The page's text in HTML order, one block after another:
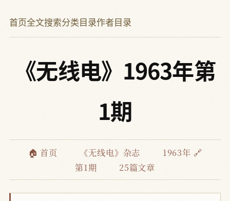
首页全文搜索分类目录作者目录
《无线电》1963年第
1期
🏠 首页 《无线电》杂志
1963年 🔗
第1期
25篇文章